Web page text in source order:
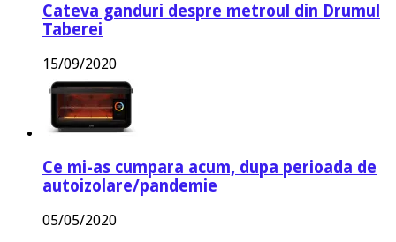
Cateva ganduri despre metroul din Drumul
Taberei
15/09/2020
Ce mi-as cumpara acum, dupa perioada de
autoizolare/pandemie
05/05/2020